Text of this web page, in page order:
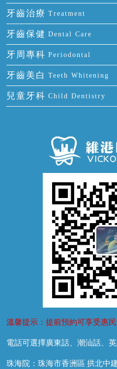
門牙缺失
多顆牙缺失
半口缺失
全口缺失
前牙反頜
牙齒擁擠
牙齒前突
牙齒稀疏
全瓷牙
烤瓷牙
氟斑牙
四環素牙
活動假牙
牙貼面
牙齒治療 Treatment
補牙
智齒
根管治療
拔牙
牙痛
牙齒保健 Dental Care
正確刷牙
全國愛牙日
預防牙病
牙科通識
牙周專科 Periodontal
牙周炎
牙齦出血
牙齦炎
牙齦萎縮
牙齒美白 Teeth Whitening
冷光美白
兒童牙科 Child Dentistry
溫馨提示：提前預約可享受惠
電話可選擇廣東話、潮汕話、
珠海院：珠海市香洲區 拱北中